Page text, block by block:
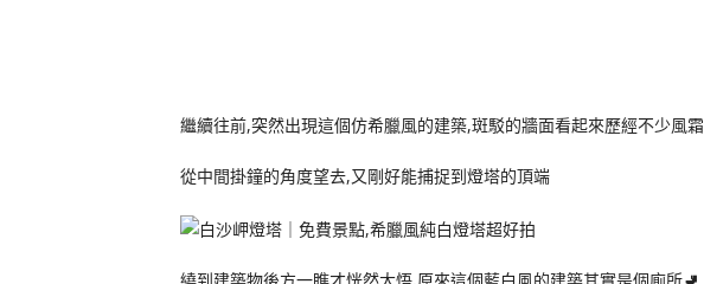
繼續往前,突然出現這個仿希臘風的建築,斑駁的牆面看起來歷經不少風霜
從中間掛鐘的角度望去,又剛好能捕捉到燈塔的頂端
繞到建築物後方一瞧才恍然大悟,原來這個藍白風的建築其實是個廁所🚽